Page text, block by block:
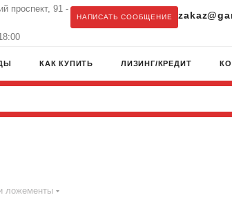
проспект, 91 -
НАПИСАТЬ СООБЩЕНИЕ
КАК КУПИТЬ ЛИЗИНГ/КРЕДИТ
ложементы